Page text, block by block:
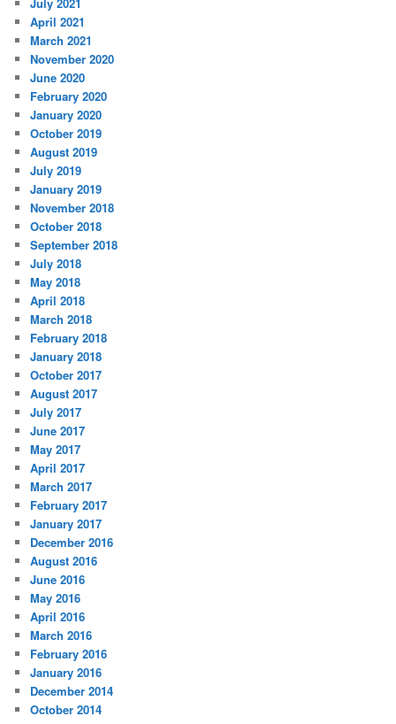
April 2021
March 2021
November 2020
June 2020
February 2020
January 2020
October 2019
August 2019
July 2019
January 2019
November 2018
October 2018
September 2018
July 2018
May 2018
April 2018
March 2018
February 2018
January 2018
October 2017
August 2017
July 2017
June 2017
May 2017
April 2017
March 2017
February 2017
January 2017
December 2016
August 2016
June 2016
May 2016
April 2016
March 2016
February 2016
January 2016
December 2014
October 2014